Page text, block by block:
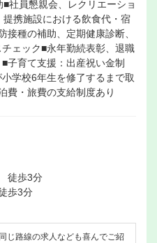
社員懇親会、レクリエーショ
携施設における飲食代・宿
接種の補助、定期健康診断、
ェック■永年勤続表彰、退職
子育て支援：出産祝い金制
学校6年生を修了するまで取
費・旅費の支給制度あり
徒歩3分
歩3分
じ路線の求人なども喜んでご紹